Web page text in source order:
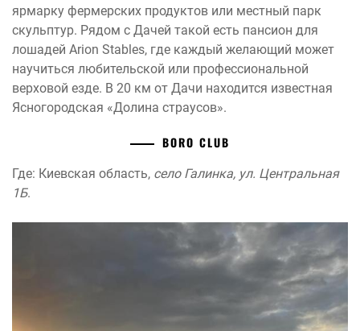
ярмарку фермерских продуктов или местный парк
скульптур. Рядом с Дачей такой есть пансион для
лошадей Arion Stables, где каждый желающий может
научиться любительской или профессиональной
верховой езде. В 20 км от Дачи находится известная
Ясногородская «Долина страусов».
BORO CLUB
Где: Киевская область, село Галинка, ул. Центральная
1Б.